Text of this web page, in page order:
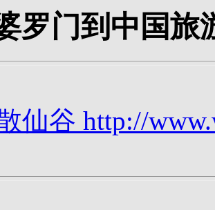
罗门到中国旅
仙谷 http://